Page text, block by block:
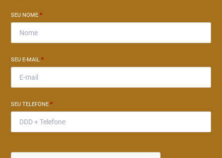
SEU NOME*
SEU E-MAIL*
SEU TELEFONE*